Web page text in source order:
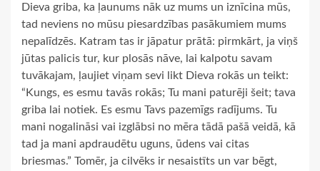
Dieva griba, ka ļaunums nāk uz mums un iznīcina mūs,
tad neviens no mūsu piesardzības pasākumiem mums
nepalīdzēs. Katram tas ir jāpatur prātā: pirmkārt, ja viņš
jūtas palicis tur, kur plosās nāve, lai kalpotu savam
tuvākajam, ļaujiet viņam sevi likt Dieva rokās un teikt:
“Kungs, es esmu tavās rokās; Tu mani paturēji šeit; tava
griba lai notiek. Es esmu Tavs pazemīgs radījums. Tu
mani nogalināsi vai izglābsi no mēra tādā pašā veidā, kā
tad ja mani apdraudētu uguns, ūdens vai citas
briesmas.” Tomēr, ja cilvēks ir nesaistīts un var bēgt,